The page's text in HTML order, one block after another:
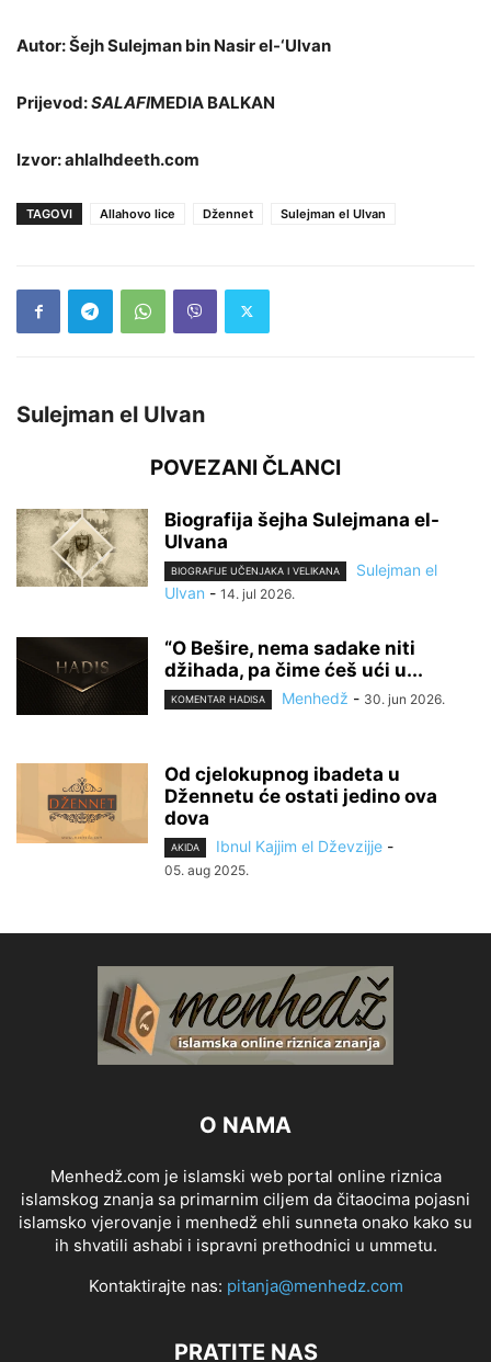
Autor: Šejh Sulejman bin Nasir el-‘Ulvan
Prijevod:SALAFIMEDIA BALKAN
Izvor:ahlalhdeeth.com
TAGOVI Allahovo lice Džennet Sulejman el Ulvan
Sulejman el Ulvan
POVEZANI ČLANCI
Biografija šejha Sulejmana el-
Ulvana
BIOGRAFIJE UČENJAKA I VELIKANA
Sulejman el
Ulvan - 14. jul 2026.
“O Bešire, nema sadake niti
džihada, pa čime ćeš ući u...
KOMENTAR HADISA Menhedž - 30. jun 2026.
Od cjelokupnog ibadeta u
Džennetu će ostati jedino ova
dova
AKIDA Ibnul Kajjim el Dževzijje -
05. aug 2025.
O NAMA
Menhedž.com je islamski web portal online riznica
islamskog znanja sa primarnim ciljem da čitaocima pojasni
islamsko vjerovanje i menhedž ehli sunneta onako kako su
ih shvatili ashabi i ispravni prethodnici u ummetu.
Kontaktirajte nas: pitanja@menhedz.com
PRATITE NAS